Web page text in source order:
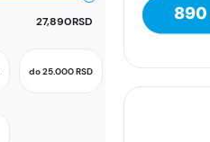
27,890RSD
do 25.000RSD
890